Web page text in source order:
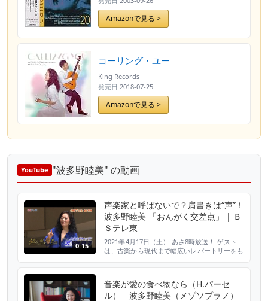
Amazonで見る >
コーリング・ユー
King Records
発売日 2018-07-25
Amazonで見る >
YouTube "波多野睦美" の動画
0:15
声楽家と呼ばないで？肩書きは“声”！
波多野睦美 「おんがく交差点」 | Ｂ
Ｓテレ東
2021年4月17日（土） あさ8時放送！ ゲスト
は、古楽から現代まで幅広いレパートリーをも
特別なこだわりが！落語と声楽は似ている？実
は、小朝さんとは共通点が…!? 声楽家と呼ばれ
音楽が愛の食べ物なら（H.パーセ
ル） 波多野睦美（メゾソプラノ）